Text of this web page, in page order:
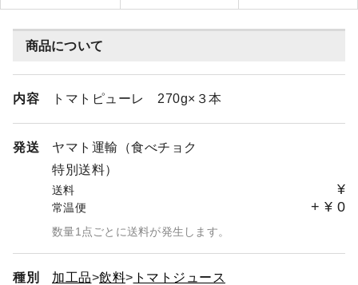
商品について
内容 トマトピューレ 270g×３本
発送
ヤマト運輸（食べチョク
特別送料）
送料 ¥
常温便 + ¥ 0
数量1点ごとに送料が発生します。
種別 加工品 飲料
トマトジュース